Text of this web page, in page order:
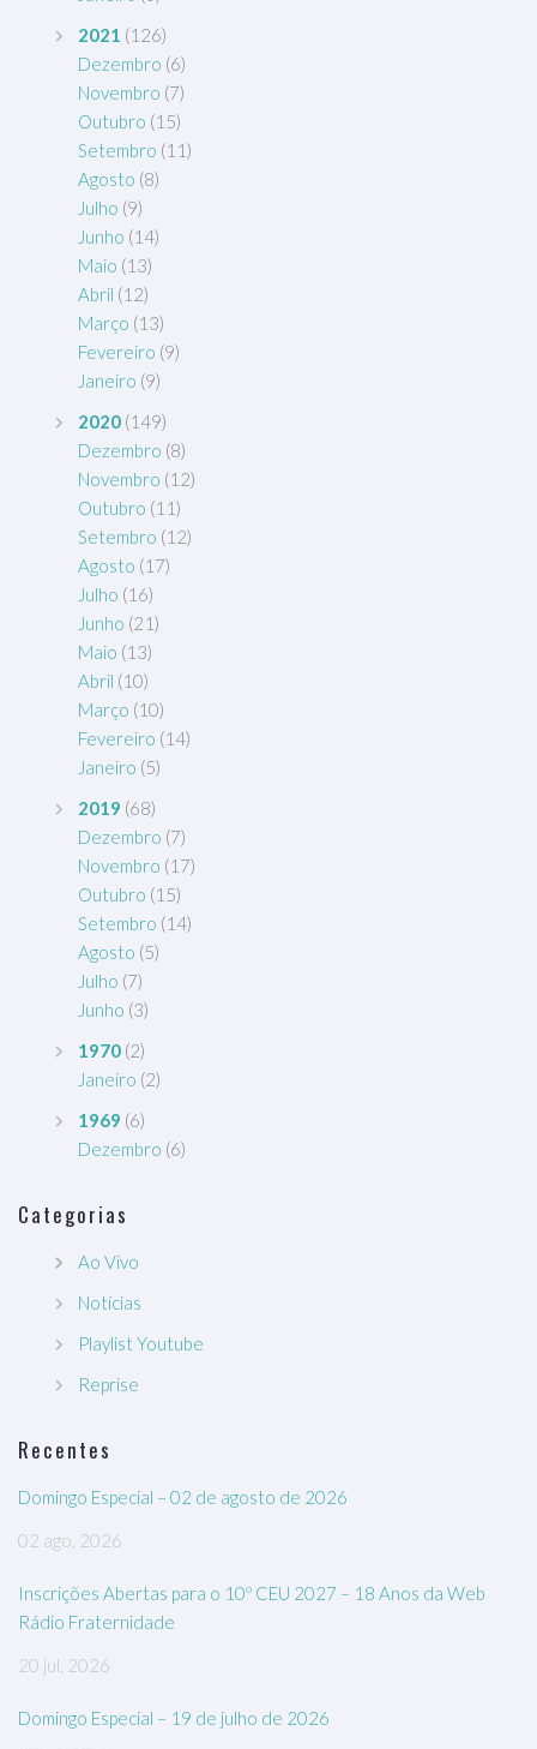
2021 (126)
Dezembro (6)
Novembro (7)
Outubro (15)
Setembro (11)
Agosto (8)
Julho (9)
Junho (14)
Maio (13)
Abril (12)
Março (13)
Fevereiro (9)
Janeiro (9)
2020 (149)
Dezembro (8)
Novembro (12)
Outubro (11)
Setembro (12)
Agosto (17)
Julho (16)
Junho (21)
Maio (13)
Abril (10)
Março (10)
Fevereiro (14)
Janeiro (5)
2019 (68)
Dezembro (7)
Novembro (17)
Outubro (15)
Setembro (14)
Agosto (5)
Julho (7)
Junho (3)
1970 (2)
Janeiro (2)
1969 (6)
Dezembro (6)
Categorias
Ao Vivo
Notícias
Playlist Youtube
Reprise
Recentes
Domingo Especial – 02 de agosto de 2026
02 ago, 2026
Inscrições Abertas para o 10º CEU 2027 – 18 Anos da Web
Rádio Fraternidade
20 jul, 2026
Domingo Especial – 19 de julho de 2026